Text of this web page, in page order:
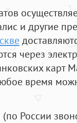
и другие
через
карт
время
(по России